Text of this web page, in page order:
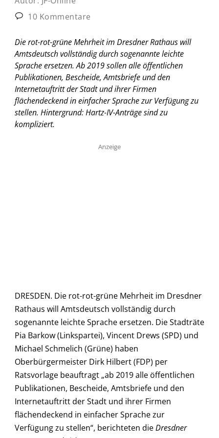
10 Kommentare
Die rot-rot-grüne Mehrheit im Dresdner Rathaus will
Amtsdeutsch vollständig durch sogenannte leichte
Sprache ersetzen. Ab 2019 sollen alle öffentlichen
Publikationen, Bescheide, Amtsbriefe und den
Internetauftritt der Stadt und ihrer Firmen
flächendeckend in einfacher Sprache zur Verfügung zu
stellen. Hintergrund: Hartz-IV-Anträge sind zu
kompliziert.
Anzeige
DRESDEN. Die rot-rot-grüne Mehrheit im Dresdner
Rathaus will Amtsdeutsch vollständig durch
sogenannte leichte Sprache ersetzen. Die Stadträte
Pia Barkow (Linkspartei), Vincent Drews (SPD) und
Michael Schmelich (Grüne) haben
Oberbürgermeister Dirk Hilbert (FDP) per
Ratsvorlage beauftragt „ab 2019 alle öffentlichen
Publikationen, Bescheide, Amtsbriefe und den
Internetauftritt der Stadt und ihrer Firmen
flächendeckend in einfacher Sprache zur
Verfügung zu stellen“, berichteten dieDresdner